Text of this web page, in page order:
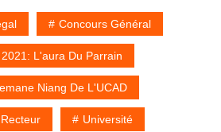
Concours Général
L'aura Du Parrain
Niang De L'UCAD
Recteur Université